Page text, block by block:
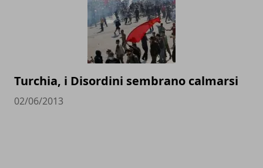
Turchia, i Disordini sembrano calmarsi
02/06/2013